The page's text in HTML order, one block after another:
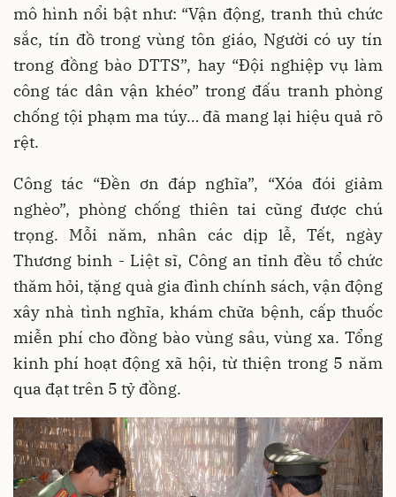
mô hình nổi bật như: “Vận động, tranh thủ chức
sắc, tín đồ trong vùng tôn giáo, Người có uy tín
trong đồng bào DTTS”, hay “Đội nghiệp vụ làm
công tác dân vận khéo” trong đấu tranh phòng
chống tội phạm ma túy… đã mang lại hiệu quả rõ
rệt.
Công tác “Đền ơn đáp nghĩa”, “Xóa đói giảm
nghèo”, phòng chống thiên tai cũng được chú
trọng. Mỗi năm, nhân các dịp lễ, Tết, ngày
Thương binh - Liệt sĩ, Công an tỉnh đều tổ chức
thăm hỏi, tặng quà gia đình chính sách, vận động
xây nhà tình nghĩa, khám chữa bệnh, cấp thuốc
miễn phí cho đồng bào vùng sâu, vùng xa. Tổng
kinh phí hoạt động xã hội, từ thiện trong 5 năm
qua đạt trên 5 tỷ đồng.